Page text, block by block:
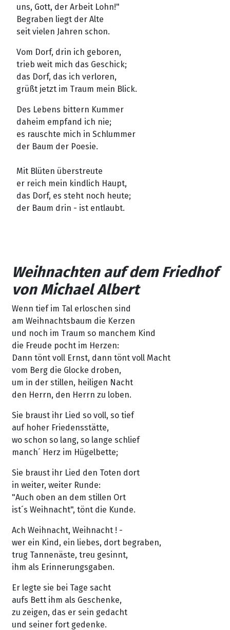
uns, Gott, der Arbeit Lohn!"
Begraben liegt der Alte
seit vielen Jahren schon.
Vom Dorf, drin ich geboren,
trieb weit mich das Geschick;
das Dorf, das ich verloren,
grüßt jetzt im Traum mein Blick.
Des Lebens bittern Kummer
daheim empfand ich nie;
es rauschte mich in Schlummer
der Baum der Poesie.
Mit Blüten überstreute
er reich mein kindlich Haupt,
das Dorf, es steht noch heute;
der Baum drin - ist entlaubt.
Weihnachten auf dem Friedhof
von Michael Albert
Wenn tief im Tal erloschen sind
am Weihnachtsbaum die Kerzen
und noch im Traum so manchem Kind
die Freude pocht im Herzen:
Dann tönt voll Ernst, dann tönt voll Macht
vom Berg die Glocke droben,
um in der stillen, heiligen Nacht
den Herrn, den Herrn zu loben.
Sie braust ihr Lied so voll, so tief
auf hoher Friedensstätte,
wo schon so lang, so lange schlief
manch´ Herz im Hügelbette;
Sie braust ihr Lied den Toten dort
in weiter, weiter Runde:
"Auch oben an dem stillen Ort
ist´s Weihnacht", tönt die Kunde.
Ach Weihnacht, Weihnacht ! -
wer ein Kind, ein liebes, dort begraben,
trug Tannenäste, treu gesinnt,
ihm als Erinnerungsgaben.
Er legte sie bei Tage sacht
aufs Bett ihm als Geschenke,
zu zeigen, das er sein gedacht
und seiner fort gedenke.